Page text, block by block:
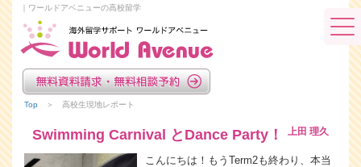
｜ワールドアベニューの高校留学
Top ＞ 高校生現地レポート
Swimming Carnival とDance Party！ 上田 理久
こんにちは！もうTerm2も終わり、本当